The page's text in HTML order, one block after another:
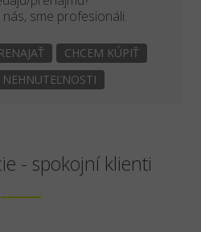
sme profesionáli.
CHCEM KÚPIŤ
- spokojní klienti